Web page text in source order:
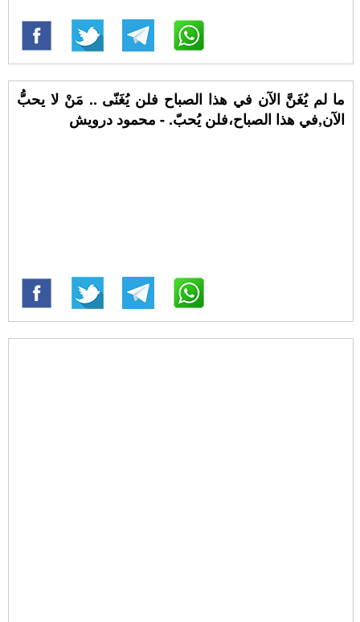
ما لم يُغَنَّ الآن في هذا الصباح فلن يُغَنّى .. مَنْ لا يحبُّ
الآن,في هذا الصباح،فلن يُحبّ. - محمود درويش